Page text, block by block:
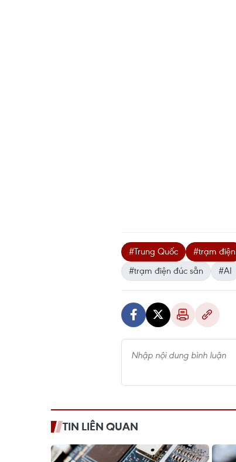
#Trung Quốc #trạm điện
#trạm điện đúc sẵn
#AI
TIN LIÊN QUAN